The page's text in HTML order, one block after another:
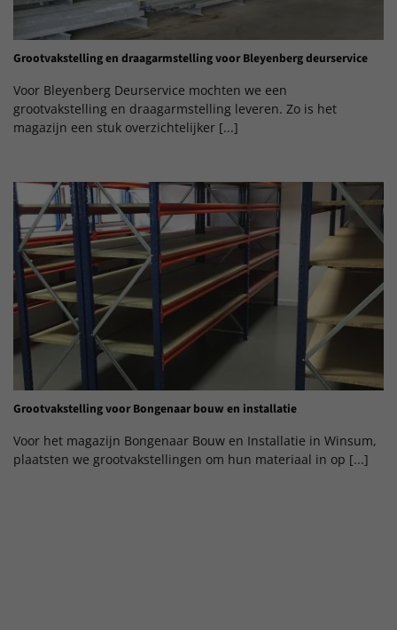
Grootvakstelling en draagarmstelling voor Bleyenberg deurservice
Voor Bleyenberg Deurservice mochten we een
grootvakstelling en draagarmstelling leveren. Zo is het
magazijn een stuk overzichtelijker [...]
Grootvakstelling voor Bongenaar bouw en installatie
Voor het magazijn Bongenaar Bouw en Installatie in Winsum,
plaatsten we grootvakstellingen om hun materiaal in op [...]